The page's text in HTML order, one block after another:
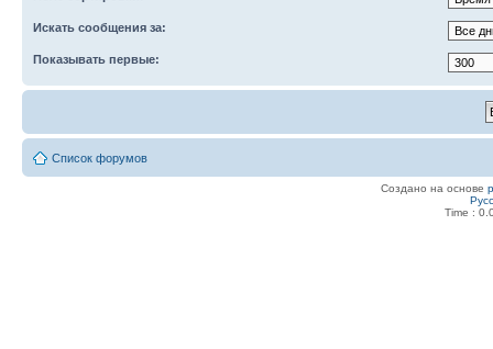
Искать сообщения за:
Показывать первые:
Список форумов
Создано на основе
Time :